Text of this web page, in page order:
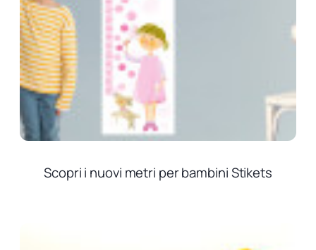
Scopri i nuovi metri per bambini Stikets